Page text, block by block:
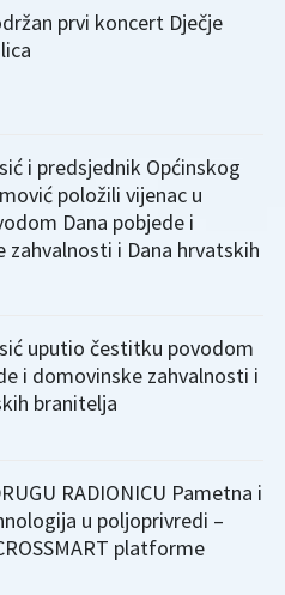
prvi koncert Dječje
i predsjednik Općinskog
položili vijenac u
Dana pobjede i
zahvalnosti i Dana hrvatskih
uputio čestitku povodom
i domovinske zahvalnosti i
branitelja
RADIONICU Pametna i
u poljoprivredi –
platforme